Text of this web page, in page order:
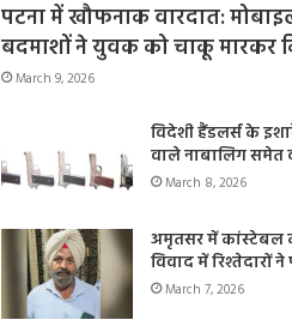
पटना में खौफनाक वारदात:
बदमाशों ने युवक को चाकू मारकर
March 9, 2026
विदेशी हैंडलर्स के
वाले नाबालिग समेत
March 8, 2026
अमृतसर में कांस्टेबल
विवाद में रिश्तेदारों
March 7, 2026